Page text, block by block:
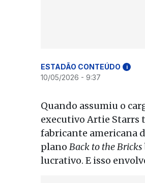
ESTADÃO CONTEÚDO i
10/05/2026 - 9:37
Quando assumiu o
executivo Artie Starrs
fabricante americana
plano Back to the Bricks
lucrativo. E isso